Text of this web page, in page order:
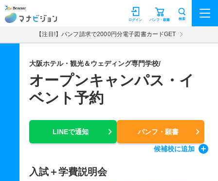
マナビジョン パンフ・願書
ログイン 検索
【注目!】パンフ請求で2000円分電子図書カードGET
大阪ホテル・観光＆ウェディング専門学校/
オープンキャンパス・イ
ベント予約
LINEで通知 パンフ・願書
候補校に追加
入試＋学費説明会